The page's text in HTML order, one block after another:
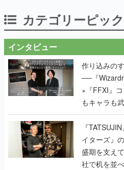
カテゴリーピッ
インタビュー
作り込みの
──『
×『FFXI』
もキャラも
で作り込ま
く
『
イターズ』
盛期を支え
社で机を並